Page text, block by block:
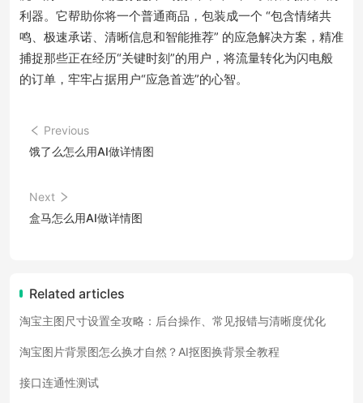
利器。它帮助你将一个普通商品，包装成一个 “包含情绪共
鸣、极速承诺、清晰信息和智能推荐” 的应急解决方案，精准
捕捉那些正在经历“关键时刻”的用户，将流量转化为闪电般
的订单，牢牢占据用户“应急首选”的心智。
Previous
饿了么怎么用AI做详情图
Next
盒马怎么用AI做详情图
Related articles
淘宝主图尺寸设置全攻略：后台操作、常见报错与清晰度优化
淘宝图片背景图怎么换才自然？AI抠图换背景全教程
接口连通性测试